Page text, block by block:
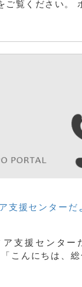
ご覧ください。
支援センターだ
支援センター
こんにちは、